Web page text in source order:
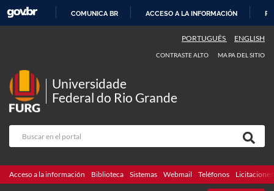
CONTENIDO
COMUNICA BR ACCESO A LA INFORMACIÓN
PORTUGUÊS ENGLISH
CONTRASTE ALTO MAPA DEL SITIO
Universidade
Federal do Rio Grande
Acceso a la información Biblioteca Sistemas Webmail Teléfonos Licitaciones